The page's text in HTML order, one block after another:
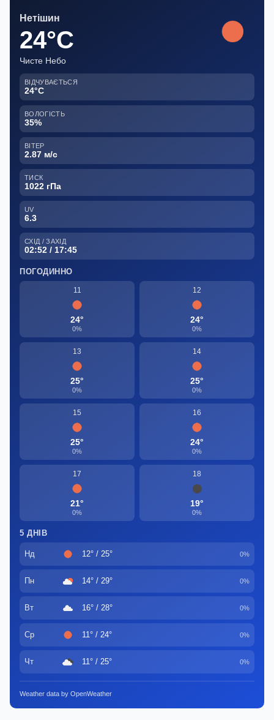
Нетішин
24°C
Чисте Небо
ВІДЧУВАЄТЬСЯ
24°C
ВОЛОГІСТЬ
35%
ВІТЕР
2.87 м/с
ТИСК
1022 гПа
UV
6.3
СХІД / ЗАХІД
02:52 / 17:45
ПОГОДИННО
11
24°
0%
12
24°
0%
13
25°
0%
14
25°
0%
15
25°
0%
16
24°
0%
17
21°
0%
18
19°
0%
5 ДНІВ
Нд 12° / 25° 0%
Пн 14° / 29° 0%
Вт 16° / 28° 0%
Ср 11° / 24° 0%
Чт 11° / 25° 0%
Weather data by OpenWeather